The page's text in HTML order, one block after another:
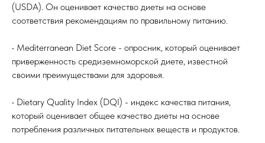
(USDA). Он оценивает качество диеты на основе
соответствия рекомендациям по правильному питанию.
• Mediterranean Diet Score - опросник, который оценивает
приверженность средиземноморской диете, известной
своими преимуществами для здоровья.
• Dietary Quality Index (DQI) - индекс качества питания,
который оценивает общее качество диеты на основе
потребления различных питательных веществ и продуктов.